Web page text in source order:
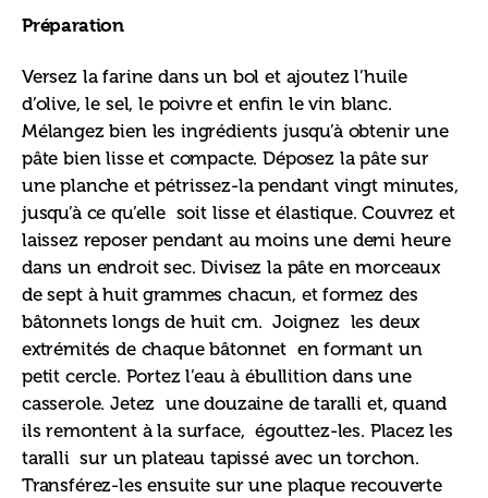
Préparation
Versez la farine dans un bol et ajoutez l’huile
d’olive, le sel, le poivre et enfin le vin blanc.
Mélangez bien les ingrédients jusqu’à obtenir une
pâte bien lisse et compacte. Déposez la pâte sur
une planche et pétrissez-la pendant vingt minutes,
jusqu’à ce qu’elle  soit lisse et élastique. Couvrez et
laissez reposer pendant au moins une demi heure
dans un endroit sec. Divisez la pâte en morceaux
de sept à huit grammes chacun, et formez des
bâtonnets longs de huit cm.  Joignez  les deux
extrémités de chaque bâtonnet  en formant un
petit cercle. Portez l’eau à ébullition dans une
casserole. Jetez  une douzaine de taralli et, quand
ils remontent à la surface,  égouttez-les. Placez les
taralli  sur un plateau tapissé avec un torchon.
Transférez-les ensuite sur une plaque recouverte